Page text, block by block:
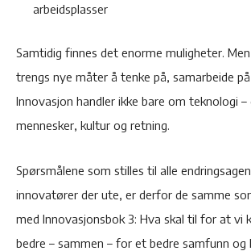
arbeidsplasser
Samtidig finnes det enorme muligheter.
trengs nye måter å tenke på, samarbeide
Innovasjon handler ikke bare om teknologi
mennesker, kultur og retning.
Spørsmålene som stilles til alle
innovatører der ute, er derfor de samme
med Innovasjonsbok 3: Hva skal til for at vi
bedre – sammen – for et bedre samfunn og